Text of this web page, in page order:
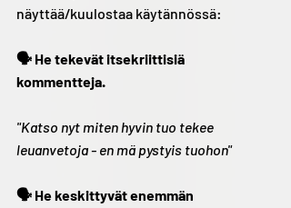
näyttää/kuulostaa käytännössä:
🗣️ He tekevät itsekriittisiä
kommentteja.
"Katso nyt miten hyvin tuo tekee
leuanvetoja - en mä pystyis tuohon"
🗣️ He keskittyvät enemmän